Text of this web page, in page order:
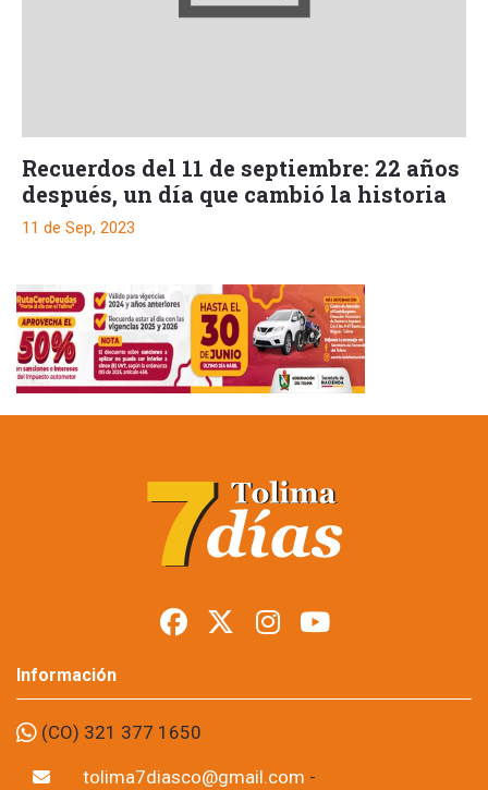
Recuerdos del 11 de septiembre: 22 años
después, un día que cambió la historia
11 de Sep, 2023
Información
(CO) 321 377 1650
tolima7diasco@gmail.com -